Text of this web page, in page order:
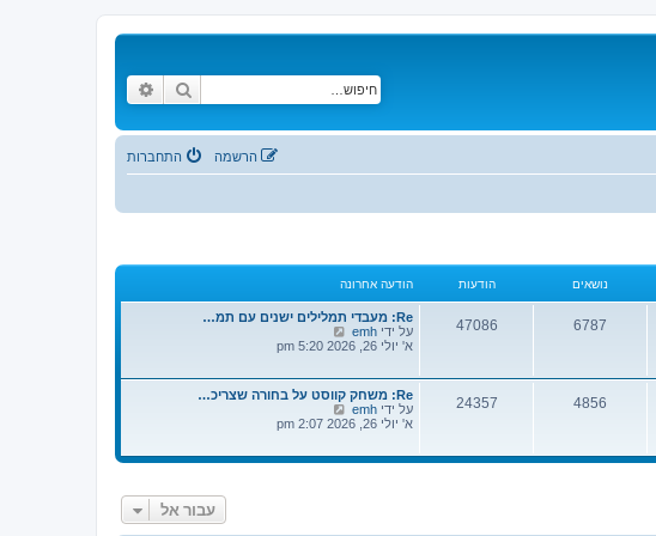
חיפוש
התחברות הרשמה
נושאים הודעות הודעה אחרונה
6787
47086
Re: מעבדי תמלילים ישנים עם תמ…
על ידי emh
פ
ו
ד
ע
ה
א' יולי 26, 2026 5:20 pm
4856
24357
Re: משחק קווסט על בחורה שצריכ…
על ידי emh
פ
ה
א' יולי 26, 2026 2:07 pm
עבור אל